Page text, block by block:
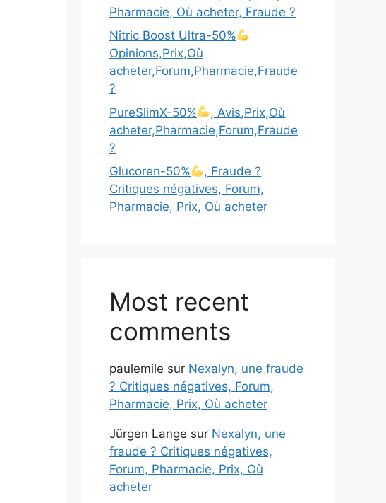
Pharmacie, Où acheter, Fraude ?
Nitric Boost Ultra-50%
Opinions,Prix,Où
acheter,Forum,Pharmacie,Fraude
?
PureSlimX-50%
, Avis,Prix,Où
acheter,Pharmacie,Forum,Fraude
?
Glucoren-50%
, Fraude ?
Critiques négatives, Forum,
Pharmacie, Prix, Où acheter
Most recent
comments
paulemile sur Nexalyn, une fraude
? Critiques négatives, Forum,
Pharmacie, Prix, Où acheter
Jürgen Lange sur Nexalyn, une
fraude ? Critiques négatives,
Forum, Pharmacie, Prix, Où
acheter